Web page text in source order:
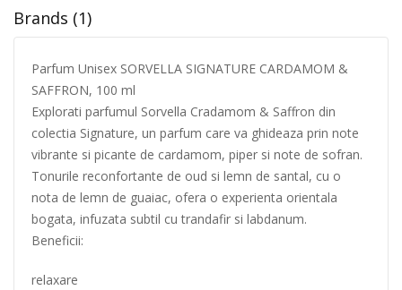
Brands (1)
Parfum Unisex SORVELLA SIGNATURE CARDAMOM &
SAFFRON, 100 ml
Explorati parfumul Sorvella Cradamom & Saffron din
colectia Signature, un parfum care va ghideaza prin note
vibrante si picante de cardamom, piper si note de sofran.
Tonurile reconfortante de oud si lemn de santal, cu o
nota de lemn de guaiac, ofera o experienta orientala
bogata, infuzata subtil cu trandafir si labdanum.
Beneficii:
relaxare